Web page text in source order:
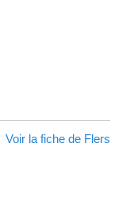
Voir la fiche de Flers